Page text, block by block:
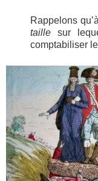
Rappelons
taille sur
comptabiliser